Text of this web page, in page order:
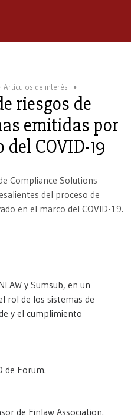
Artículos de interés
riesgos de
emitidas por
COVID-19
Compliance Solutions
del proceso de
en el marco del COVID-19.
y Sumsub, en un
rol de los sistemas de
y el cumplimiento
de Forum.
de Finlaw Association.